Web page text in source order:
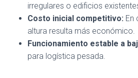
irregulares o edificios
Costo inicial competitivo: En
altura resulta más económico.
Funcionamiento estable a
para logística pesada.